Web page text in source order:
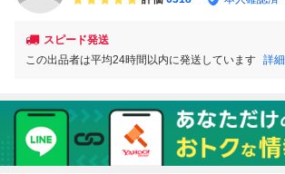
スピード発送
この出品者は平均24時間以内に発送しています 詳細